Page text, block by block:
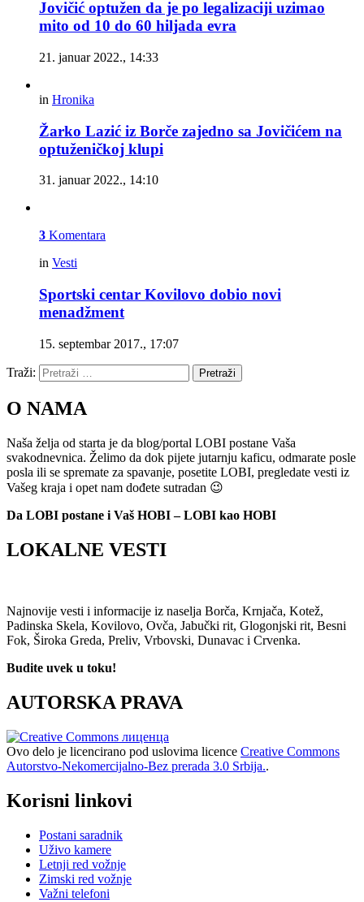
Jovičić optužen da je po legalizaciji uzimao
mito od 10 do 60 hiljada evra
21. januar 2022., 14:33
in Hronika
Žarko Lazić iz Borče zajedno sa Jovičićem na
optuženičkoj klupi
31. januar 2022., 14:10
3 Komentara
in Vesti
Sportski centar Kovilovo dobio novi
menadžment
15. septembar 2017., 17:07
Traži: Pretraži
O NAMA
Naša želja od starta je da blog/portal LOBI postane Vaša
svakodnevnica. Želimo da dok pijete jutarnju kaficu, odmarate posle
posla ili se spremate za spavanje, posetite LOBI, pregledate vesti iz
Vašeg kraja i opet nam dođete sutradan 😉
Da LOBI postane i Vaš HOBI – LOBI kao HOBI
LOKALNE VESTI
Najnovije vesti i informacije iz naselja Borča, Krnjača, Kotež,
Padinska Skela, Kovilovo, Ovča, Jabučki rit, Glogonjski rit, Besni
Fok, Široka Greda, Preliv, Vrbovski, Dunavac i Crvenka.
Budite uvek u toku!
AUTORSKA PRAVA
Ovo delo je licencirano pod uslovima licence Creative Commons
Autorstvo-Nekomercijalno-Bez prerada 3.0 Srbija..
Korisni linkovi
Postani saradnik
Uživo kamere
Letnji red vožnje
Zimski red vožnje
Važni telefoni